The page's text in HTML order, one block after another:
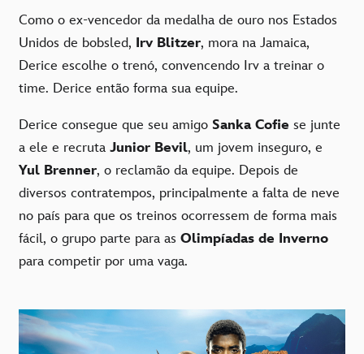
Como o ex-vencedor da medalha de ouro nos Estados
Unidos de bobsled, Irv Blitzer, mora na Jamaica,
Derice escolhe o trenó, convencendo Irv a treinar o
time. Derice então forma sua equipe.
Derice consegue que seu amigo Sanka Cofie se junte
a ele e recruta Junior Bevil, um jovem inseguro, e
Yul Brenner, o reclamão da equipe. Depois de
diversos contratempos, principalmente a falta de neve
no país para que os treinos ocorressem de forma mais
fácil, o grupo parte para as Olimpíadas de Inverno
para competir por uma vaga.